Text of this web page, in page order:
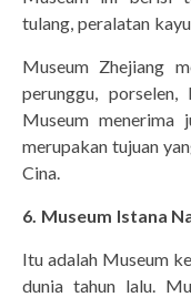
tulang, peralatan
Museum Zhejiang
perunggu,
Museum menerima
merupakan tujuan
Cina.
6. Museum Istana
Itu adalah Museum
dunia tahun lalu.